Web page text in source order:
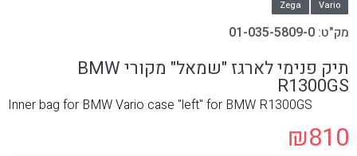
Vario
Zega
מק"ט: 01-035-5809-0
תיק פנימי לארגז "שמאל" מקורי BMW
R1300GS
Inner bag for BMW Vario case "left" for BMW R1300GS
₪810